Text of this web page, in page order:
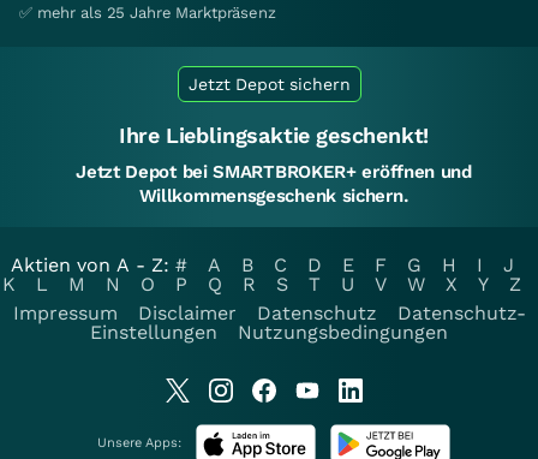
✅ mehr als 25 Jahre Marktpräsenz
Jetzt Depot sichern
Ihre Lieblingsaktie geschenkt!
Jetzt Depot bei SMARTBROKER+ eröffnen und
Willkommensgeschenk sichern.
Aktien von A - Z: # A B C D E F G H I
J
K
L M N O P Q R S T U V W X Y
Z
Impressum
Disclaimer Datenschutz
Datenschutz-
Einstellungen
Nutzungsbedingungen
Unsere Apps: